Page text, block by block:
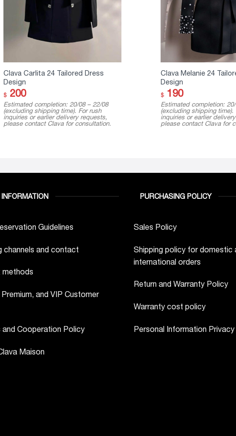
Clava Carlita 24 Tailored Dress
Design
$200
Estimated completion: 20/08 – 22/08
(excluding shipping time). For rush
inquiries or earlier delivery requests,
please contact Clava for consultation.
Clava Melanie 24
Design
$190
Estimated completion:
(excluding shipping time).
inquiries or earlier
please contact Clava for
Guidelines
channels and contact
methods
and VIP Customer
and Cooperation Policy
Maison
PURCHASING POLICY
Sales Policy
Shipping policy for domestic
international orders
Return and Warranty Policy
Warranty cost policy
Personal Information